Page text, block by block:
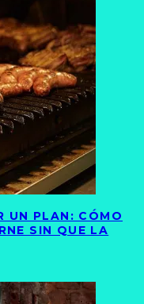
UN PLAN: CÓMO
SIN QUE LA